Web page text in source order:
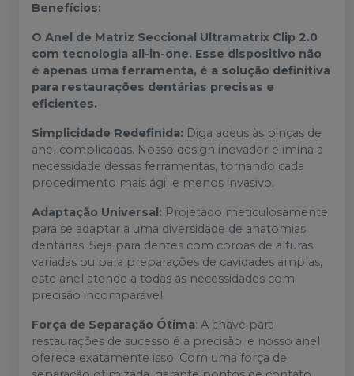
Benefícios:
O Anel de Matriz Seccional Ultramatrix Clip 2.0
com tecnologia all-in-one. Esse dispositivo não
é apenas uma ferramenta, é a solução definitiva
para restaurações dentárias precisas e
eficientes.
Simplicidade Redefinida: Diga adeus às pinças de
anel complicadas. Nosso design inovador elimina a
necessidade dessas ferramentas, tornando cada
procedimento mais ágil e menos invasivo.
Adaptação Universal: Projetado meticulosamente
para se adaptar a uma diversidade de anatomias
dentárias. Seja para dentes com coroas de alturas
variadas ou para preparações de cavidades amplas,
este anel atende a todas as necessidades com
precisão incomparável.
Força de Separação Ótima: A chave para
restaurações de sucesso é a precisão, e nosso anel
oferece exatamente isso. Com uma força de